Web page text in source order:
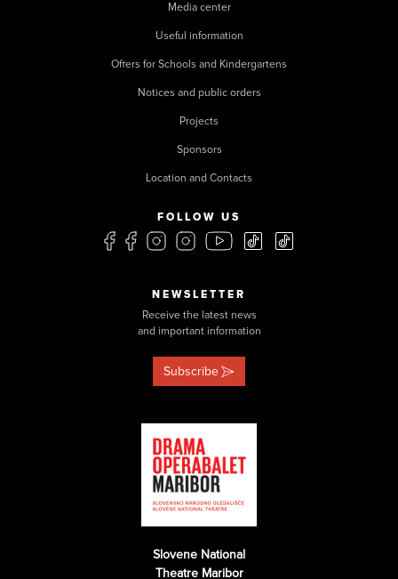
Media center
Useful information
Offers for Schools and Kindergartens
Notices and public orders
Projects
Sponsors
Location and Contacts
FOLLOW US
NEWSLETTER
Receive the latest news
and important information
Subscribe
Slovene National
Theatre Maribor